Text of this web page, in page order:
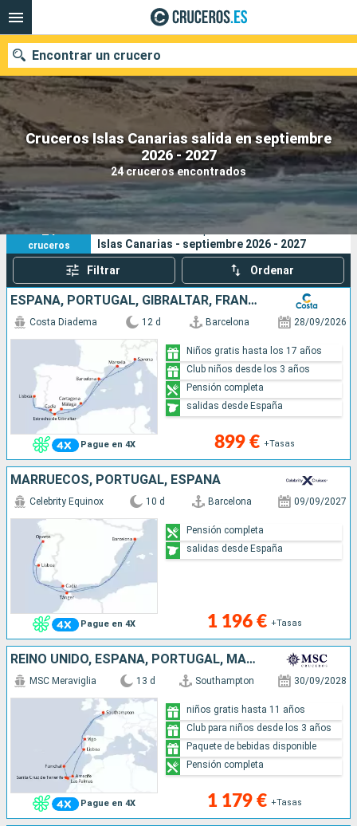
Cruceros Islas Canarias salida en septiembre
2026 - 2027
24 cruceros encontrados
Encontrar un crucero
Nuestros destinos
Fecha de salida
Puertos Compañías
Buscar
24
cruceros
Sus criterios de búsqueda:
Islas Canarias - septiembre 2026 - 2027
Filtrar Ordenar
ESPAÑA, PORTUGAL, GIBRALTAR, FRANCIA, ITALIA
Pague en 4X
Costa Diadema 12 d Barcelona 28/09/2026
899 € +Tasas
Niños gratis hasta los 17 años
Club niños desde los 3 años
Pensión completa
salidas desde España
MARRUECOS, PORTUGAL, ESPAÑA
Pague en 4X
Celebrity Equinox 10 d Barcelona 09/09/2027
1 196 € +Tasas
Pensión completa
salidas desde España
REINO UNIDO, ESPAÑA, PORTUGAL, MALLORCA, TENERIFE, LANZAROTE
Pague en 4X
MSC Meraviglia 13 d Southampton 30/09/2028
1 179 € +Tasas
niños gratis hasta 11 años
Club para niños desde los 3 años
Paquete de bebidas disponible
Pensión completa